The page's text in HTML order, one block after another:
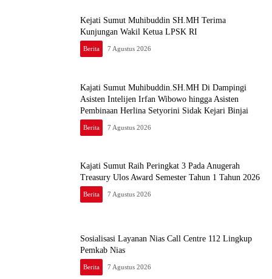
Kejati Sumut Muhibuddin SH.MH Terima
Kunjungan Wakil Ketua LPSK RI
Berita 7 Agustus 2026
Kajati Sumut Muhibuddin.SH.MH Di Dampingi
Asisten Intelijen Irfan Wibowo hingga Asisten
Pembinaan Herlina Setyorini Sidak Kejari Binjai
Berita 7 Agustus 2026
Kajati Sumut Raih Peringkat 3 Pada Anugerah
Treasury Ulos Award Semester Tahun 1 Tahun 2026
Berita 7 Agustus 2026
Sosialisasi Layanan Nias Call Centre 112 Lingkup
Pemkab Nias
Berita 7 Agustus 2026